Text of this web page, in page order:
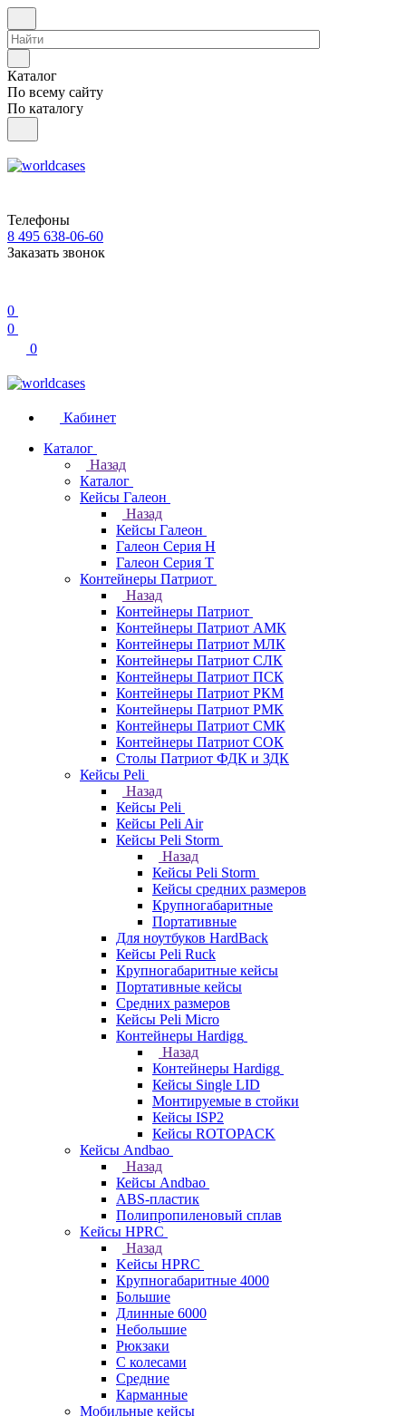
Каталог
По всему сайту
По каталогу
Телефоны
8 495 638-06-60
Заказать звонок
0
0
0
Кабинет
Каталог
Назад
Каталог
Кейсы Галеон
Назад
Кейсы Галеон
Галеон Серия Н
Галеон Серия Т
Контейнеры Патриот
Назад
Контейнеры Патриот
Контейнеры Патриот АМК
Контейнеры Патриот МЛК
Контейнеры Патриот CЛК
Контейнеры Патриот ПСК
Контейнеры Патриот РКМ
Контейнеры Патриот РМК
Контейнеры Патриот СМК
Контейнеры Патриот СОК
Столы Патриот ФДК и ЗДК
Кейсы Peli
Назад
Кейсы Peli
Кейсы Peli Air
Кейсы Peli Storm
Назад
Кейсы Peli Storm
Кейсы средних размеров
Крупногабаритные
Портативные
Для ноутбуков HardBack
Кейсы Peli Ruck
Крупногабаритные кейсы
Портативные кейсы
Средних размеров
Кейсы Peli Micro
Контейнеры Hardigg
Назад
Контейнеры Hardigg
Кейсы Single LID
Монтируемые в стойки
Кейсы ISP2
Кейсы ROTOPACK
Кейсы Andbao
Назад
Кейсы Andbao
ABS-пластик
Полипропиленовый сплав
Kейсы HPRC
Назад
Kейсы HPRC
Крупногабаритные 4000
Большие
Длинные 6000
Небольшие
Рюкзаки
С колесами
Средние
Карманные
Мобильные кейсы